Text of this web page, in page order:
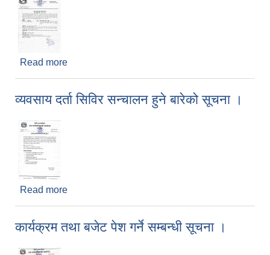
Read more
व्यवसाय दर्ता सिविर सन्चालन हुने बारेको सूचना ।
Read more
कार्यक्रम तथा बजेट पेश गर्ने सम्बन्धी सूचना ।